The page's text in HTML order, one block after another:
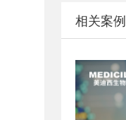
相关案例